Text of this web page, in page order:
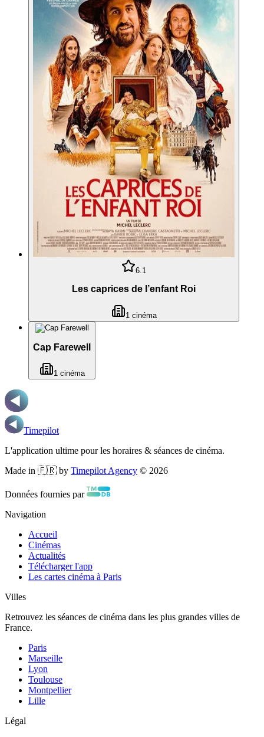
6.1
Les caprices de l’enfant Roi
1cinéma
Cap Farewell
1cinéma
Timepilot
L'application ultime pour les horaires & séances de cinéma.
Made in 🇫🇷 by Timepilot Agency © 2026
Données fournies par
Navigation
Accueil
Cinémas
Actualités
Télécharger l'app
Les cartes cinéma à Paris
Villes
Retrouvez les séances de cinéma dans les plus grandes villes de
France.
Paris
Marseille
Lyon
Toulouse
Montpellier
Lille
Légal